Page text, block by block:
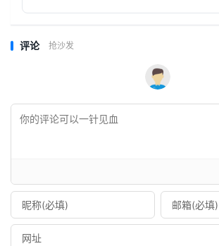
评论 抢沙发